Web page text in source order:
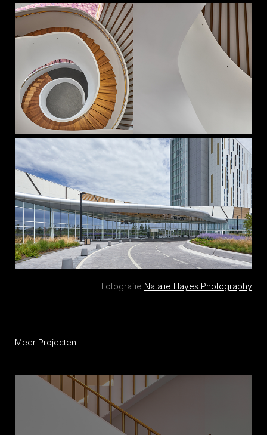
Fotografie Natalie Hayes Photography
Meer Projecten